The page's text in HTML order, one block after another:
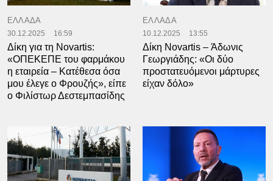
ΕΛΛΑΔΑ
30.12.2025 16:59
Δίκη για τη Novartis:
«ΟΠΕΚΕΠΕ του φαρμάκου
η εταιρεία – Κατέθεσα όσα
μου έλεγε ο Φρουζής», είπε
ο Φιλίστωρ Δεστεμπασίδης
ΕΛΛΑΔΑ
10.12.2025 13:55
Δίκη Novartis – Άδωνις
Γεωργιάδης: «Οι δύο
προστατευόμενοι μάρτυρες
είχαν δόλο»